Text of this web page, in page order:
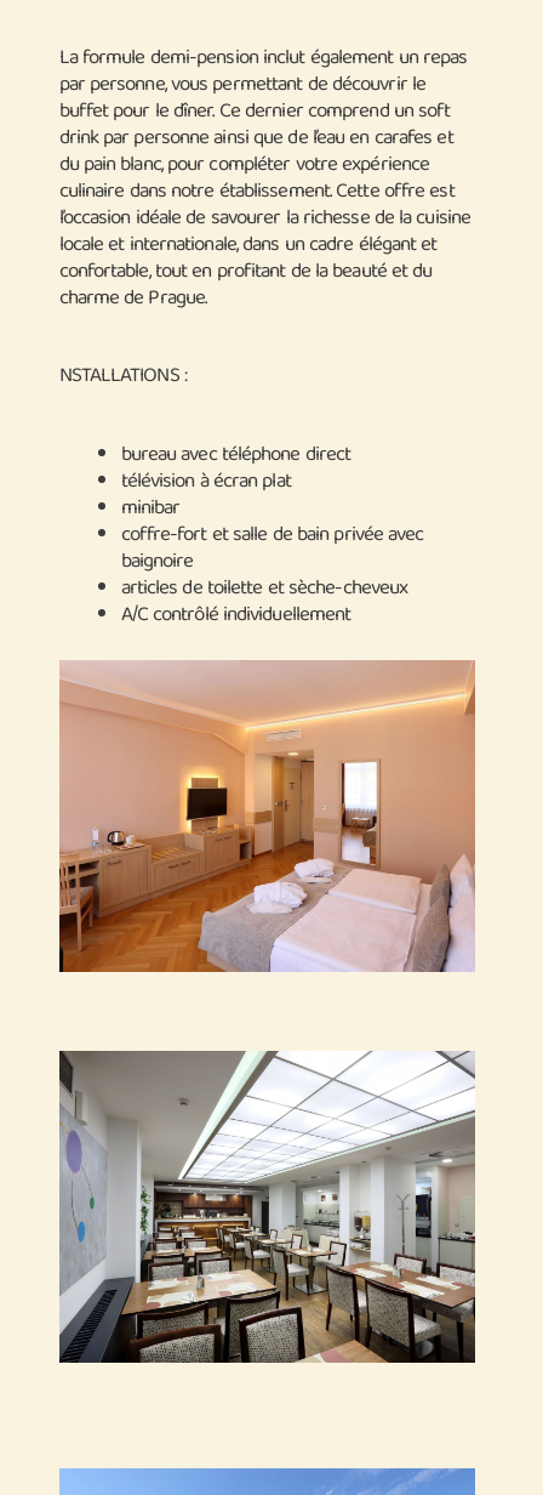
La formule demi-pension inclut également un repas
par personne, vous permettant de découvrir le
buffet pour le dîner. Ce dernier comprend un soft
drink par personne ainsi que de l’eau en carafes et
du pain blanc, pour compléter votre expérience
culinaire dans notre établissement. Cette offre est
l’occasion idéale de savourer la richesse de la cuisine
locale et internationale, dans un cadre élégant et
confortable, tout en profitant de la beauté et du
charme de Prague.
NSTALLATIONS :
bureau avec téléphone direct
télévision à écran plat
minibar
coffre-fort et salle de bain privée avec
baignoire
articles de toilette et sèche-cheveux
A/C contrôlé individuellement